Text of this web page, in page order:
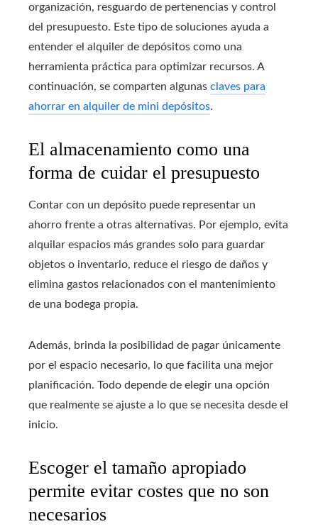
organización, resguardo de pertenencias y control
del presupuesto. Este tipo de soluciones ayuda a
entender el alquiler de depósitos como una
herramienta práctica para optimizar recursos. A
continuación, se comparten algunas claves para
ahorrar en alquiler de mini depósitos.
El almacenamiento como una
forma de cuidar el presupuesto
Contar con un depósito puede representar un
ahorro frente a otras alternativas. Por ejemplo, evita
alquilar espacios más grandes solo para guardar
objetos o inventario, reduce el riesgo de daños y
elimina gastos relacionados con el mantenimiento
de una bodega propia.
Además, brinda la posibilidad de pagar únicamente
por el espacio necesario, lo que facilita una mejor
planificación. Todo depende de elegir una opción
que realmente se ajuste a lo que se necesita desde el
inicio.
Escoger el tamaño apropiado
permite evitar costes que no son
necesarios